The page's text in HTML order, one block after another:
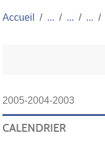
Accueil
2005-2004-2003
CALENDRIER